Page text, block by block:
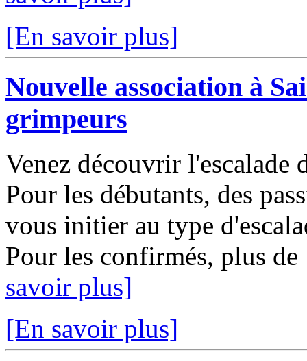
[En savoir plus]
Nouvelle association à
grimpeurs
Venez découvrir l'escalade
Pour les débutants, des
vous initier au type
Pour les confirmés, plus
savoir plus]
[En savoir plus]